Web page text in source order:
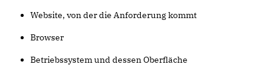
Website, von der die Anforderung kommt
Browser
Betriebssystem und dessen Oberfläche